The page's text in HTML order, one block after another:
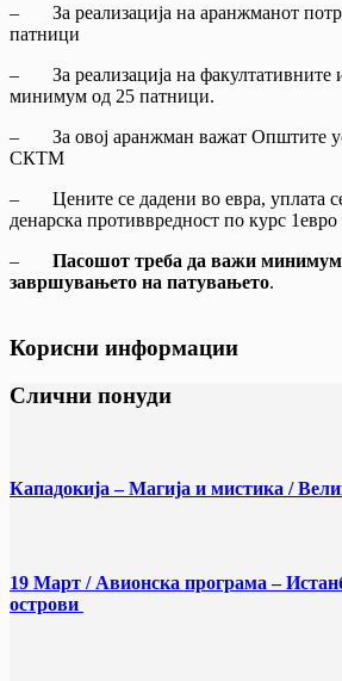
– За реализација на аранжманот
патници
– За реализација на факултативните
минимум од 25 патници.
– За овој аранжман важат Општите
СКТМ
– Цените се дадени во евра, уплата
денарска противвредност по курс
– Пасошот треба да важи минимум
завршувањето на патувањето.
Корисни информации
Слични понуди
Кападокија – Магија и мистика /
19 Март / Aвионска програма –
острови